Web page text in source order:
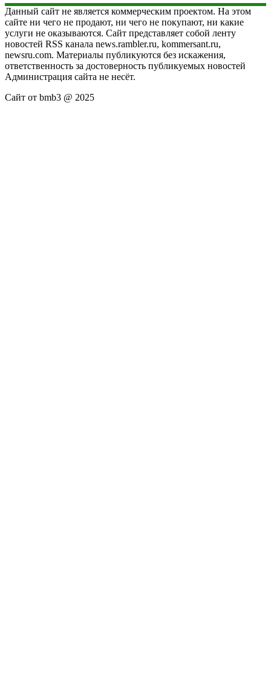
Данный сайт не является коммерческим проектом. На этом
сайте ни чего не продают, ни чего не покупают, ни какие
услуги не оказываются. Сайт представляет собой ленту
новостей RSS канала news.rambler.ru, kommersant.ru,
newsru.com. Материалы публикуются без искажения,
ответственность за достоверность публикуемых новостей
Администрация сайта не несёт.
Сайт от bmb3 @ 2025